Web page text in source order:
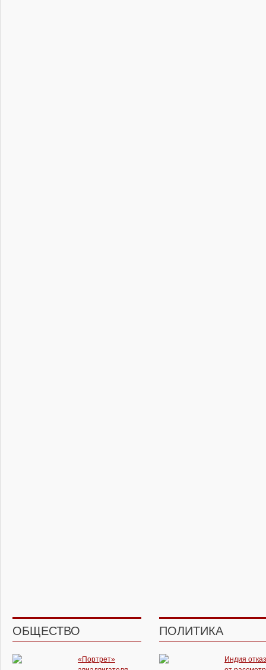
ОБЩЕСТВО
«Портрет»
ПОЛИТИКА
Индия